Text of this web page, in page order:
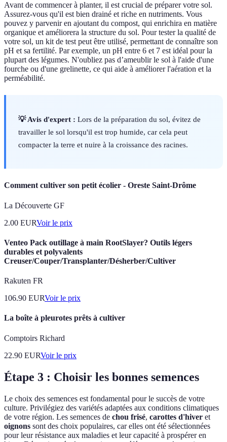
Avant de commencer à planter, il est crucial de préparer votre sol.
Assurez-vous qu'il est bien drainé et riche en nutriments. Vous
pouvez y parvenir en ajoutant du compost, qui enrichira en matière
organique et améliorera la structure du sol. Pour tester la qualité de
votre sol, un kit de test peut être utilisé, permettant de connaître son
pH et sa fertilité. Par exemple, un pH entre 6 et 7 est idéal pour la
plupart des légumes. N'oubliez pas d’ameublir le sol à l'aide d'une
fourche ou d'une grelinette, ce qui aide à améliorer l'aération et la
perméabilité.
💡 Avis d'expert : Lors de la préparation du sol, évitez de
travailler le sol lorsqu'il est trop humide, car cela peut
compacter la terre et nuire à la croissance des racines.
Comment cultiver son petit écolier - Oreste Saint-Drôme
La Découverte GF
2.00 EURVoir le prix
Venteo Pack outillage à main RootSlayer? Outils légers
durables et polyvalents
Creuser/Couper/Transplanter/Désherber/Cultiver
Rakuten FR
106.90 EURVoir le prix
La boîte à pleurotes prêts à cultiver
Comptoirs Richard
22.90 EURVoir le prix
Étape 3 : Choisir les bonnes semences
Le choix des semences est fondamental pour le succès de votre
culture. Privilégiez des variétés adaptées aux conditions climatiques
de votre région. Les semences de chou frisé, carottes d'hiver et
oignons sont des choix populaires, car elles ont été sélectionnées
pour leur résistance aux maladies et leur capacité à prospérer en